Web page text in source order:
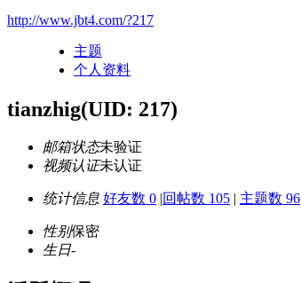
http://www.jbt4.com/?217
主题
个人资料
tianzhig(UID: 217)
邮箱状态未验证
视频认证未认证
统计信息 好友数 0 |回帖数 105 | 主题数 96
性别保密
生日-